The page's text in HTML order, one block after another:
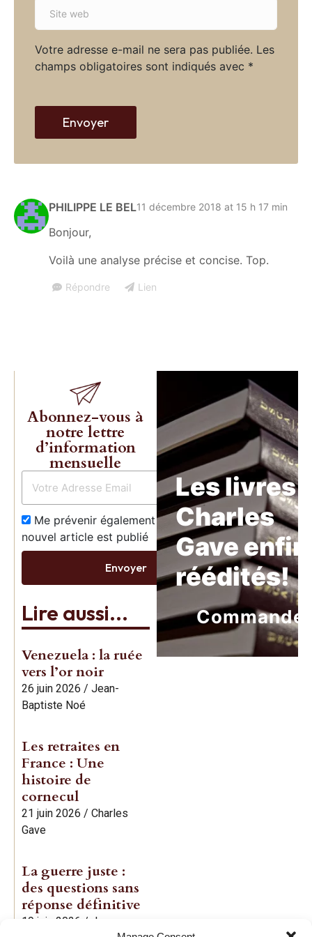
PHILIPPE LE BEL11 décembre 2018 at 15 h 17 min
Bonjour,
Voilà une analyse précise et concise. Top.
Répondre Lien
Votre adresse e-mail ne sera pas publiée. Les
champs obligatoires sont indiqués avec *
l
*
S
e
w
b
Envoyer
Abonnez-vous à
notre lettre
d’information
mensuelle
Me prévenir également dès qu’un
nouvel article est publié
Envoyer
Lire aussi...
Venezuela : la ruée
vers l’or noir
26 juin 2026 / Jean-
Baptiste Noé
Les retraites en
France : Une
histoire de
cornecul
21 juin 2026 / Charles
Gave
La guerre juste :
des questions sans
réponse définitive
19 juin 2026 / Jean-
Les livres
Charles
Gave enfin
réédités!